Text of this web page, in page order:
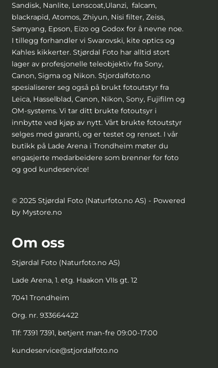
Sandisk, Nanlite, Lenscoat,Ulanzi, falcam,
blackrapid, Atomos, Zhiyun, Nisi filter, Zeiss,
Samyang, Epson, Eizo og Godox for å nevne noe.
I tillegg forhandler vi Swarovski, kite optics og
Kahles kikkerter. Stjørdal Foto har alltid stort
lager av profesjonelle teleobjektiv fra Sony,
Canon, Sigma og Nikon. Stjordalfoto.no
spesialiserer seg også på brukt fotoutstyr fra
Leica, Hasselblad, Canon, Nikon, Sony, Fujifilm og
OM-systems. Vi tar ditt brukte fotoutsyr i
innbytte ved kjøp av nytt. Vårt brukte fotoutstyr
selges med garanti, og er testet og renset. I vår
butikk på Lade Arena i Trondheim møter du
engasjerte medarbeidere som brenner for foto
og god kundeservice!
© 2025 Stjørdal Foto (Naturfoto.no AS) - Powered
by Mystore.no
Om oss
Stjørdal Foto (Naturfoto.no AS)
Lade Arena, 1. etg. Haakon VIIs gt. 12
7041 Trondheim
Org. nr. 933664422
Tlf: 7391 7391, betjent man-fre 09:00-17:00
kundeservice@stjordalfoto.no